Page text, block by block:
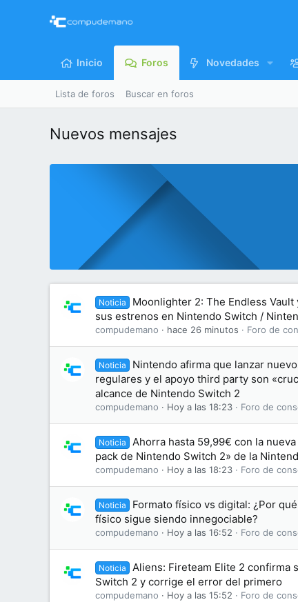
Inicio Foros Novedades
Lista de foros Buscar en foros
Nuevos mensajes
Noticia
Moonlighter 2: The Endless
sus estrenos en Nintendo Switch /
compudemano hace 26 minutos Foro de
Noticia
Nintendo afirma que lanzar
regulares y el apoyo third party son
alcance de Nintendo Switch 2
compudemano Hoy a las 18:23 Foro de
Noticia
Ahorra hasta 59,99€ con la
pack de Nintendo Switch 2» de la
compudemano Hoy a las 18:23 Foro de
Noticia
Formato físico vs digital: ¿Por
físico sigue siendo innegociable?
compudemano Hoy a las 16:52 Foro de
Noticia
Aliens: Fireteam Elite 2 confirma
Switch 2 y corrige el error del primero
compudemano Hoy a las 15:52 Foro de